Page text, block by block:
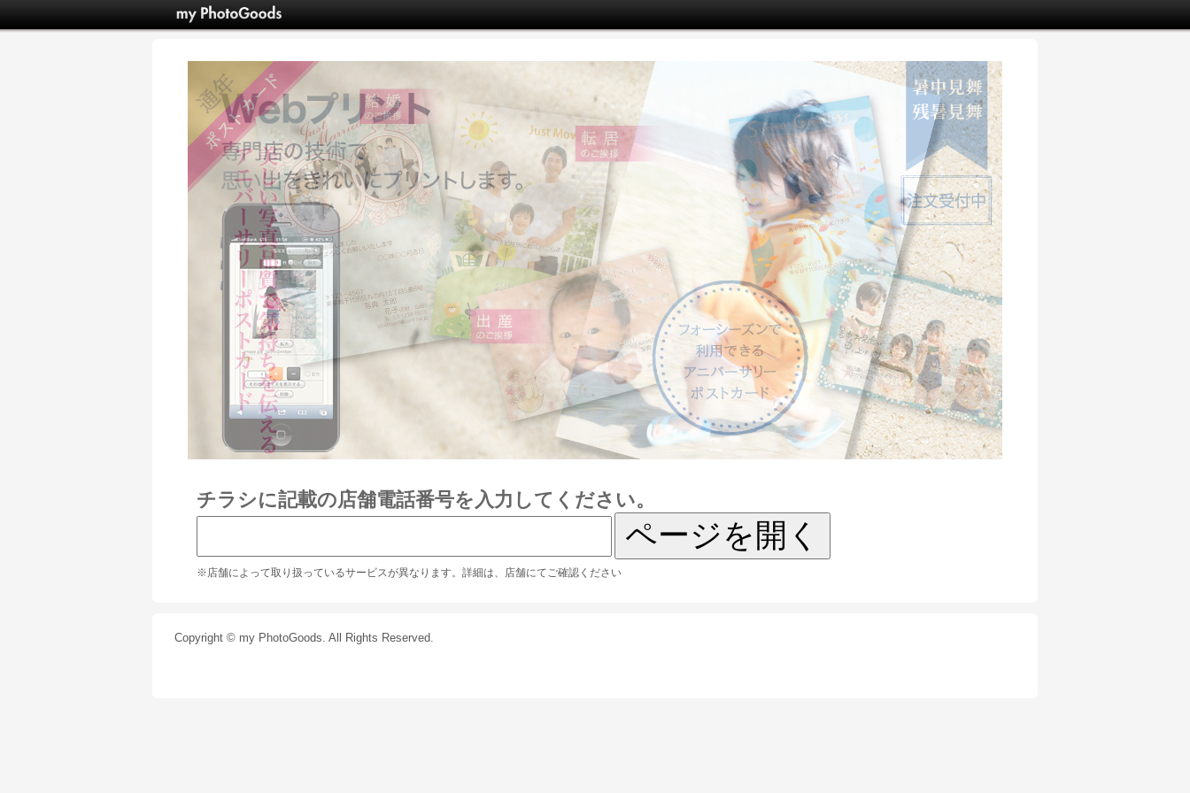
チラシに記載の店舗電話番号を入力してください。
※店舗によって取り扱っているサービスが異なります。詳細は、店舗にてご確認ください
Copyright © my PhotoGoods. All Rights Reserved.